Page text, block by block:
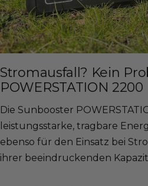
Stromausfall? Kein
POWERSTATION 2200
Die Sunbooster
leistungsstarke, tragbare
ebenso für den Einsatz bei
ihrer beeindruckenden